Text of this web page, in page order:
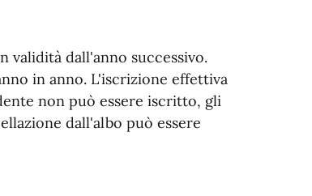
validità dall'anno successivo.
in anno. L'iscrizione effettiva
non può essere iscritto, gli
dall'albo può essere